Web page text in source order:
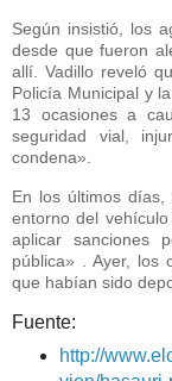
Según insistió, los
desde que fueron
allí. Vadillo reveló
Policía Municipal y
13 ocasiones a
seguridad vial,
condena».
En los últimos
entorno del
aplicar sanciones
pública» . Ayer, los
que habían sido
Fuente:
http://